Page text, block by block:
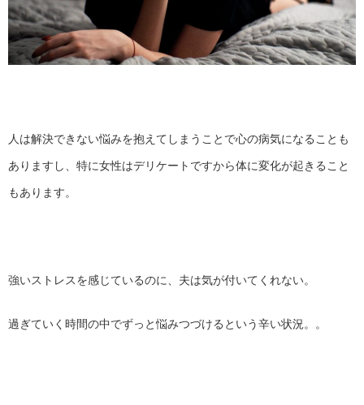
人は解決できない悩みを抱えてしまうことで心の病気になることも
ありますし、特に女性はデリケートですから体に変化が起きること
もあります。
強いストレスを感じているのに、夫は気が付いてくれない。
過ぎていく時間の中でずっと悩みつづけるという辛い状況。。